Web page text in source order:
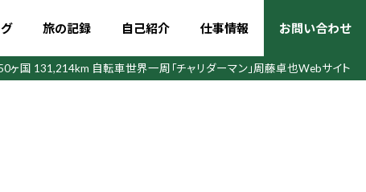
旅の記録 自己紹介 仕事情報 お問い合わせ
ヶ国 131,214km 自転車世界一周 「チャリダーマン」周藤卓也Webサイト